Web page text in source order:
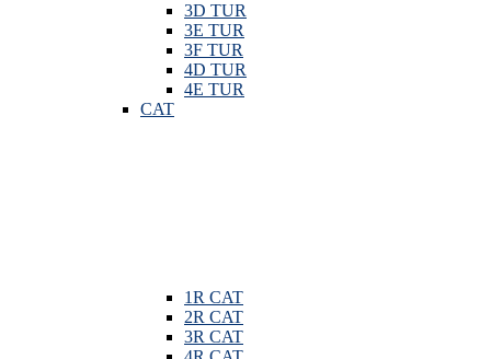
3D TUR
3E TUR
3F TUR
4D TUR
4E TUR
CAT
1R CAT
2R CAT
3R CAT